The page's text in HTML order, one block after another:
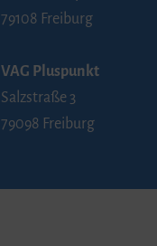
79108 Freiburg
VAG Pluspunkt
Salzstraße 3
79098 Freiburg